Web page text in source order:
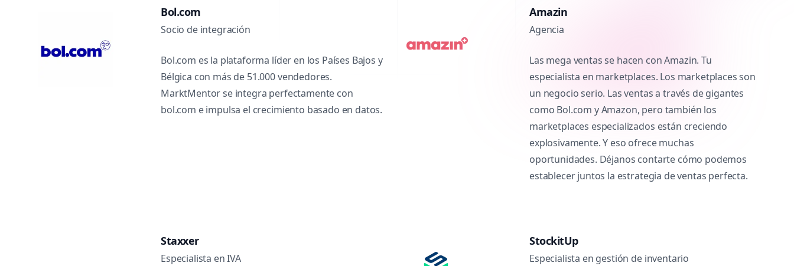
Bol.com
Socio de integración
Bol.com es la plataforma líder en los Países Bajos y
Bélgica con más de 51.000 vendedores.
MarktMentor se integra perfectamente con
bol.com e impulsa el crecimiento basado en datos.
Amazin
Agencia
Las mega ventas se hacen con Amazin. Tu
especialista en marketplaces. Los marketplaces son
un negocio serio. Las ventas a través de gigantes
como Bol.com y Amazon, pero también los
marketplaces especializados están creciendo
explosivamente. Y eso ofrece muchas
oportunidades. Déjanos contarte cómo podemos
establecer juntos la estrategia de ventas perfecta.
Staxxer
Especialista en IVA
StockitUp
Especialista en gestión de inventario